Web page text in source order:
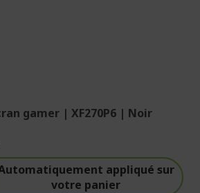
gamer | XF270P6 | Noir
appliqué sur
votre panier